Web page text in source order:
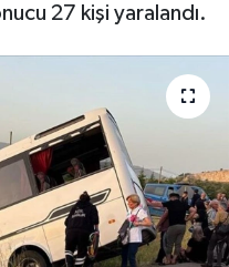
27 kişi yaralandı.